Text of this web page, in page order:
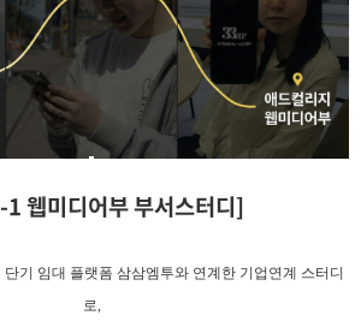
웹미디어부 부서스터디]
기 임대 플랫폼 삼삼엠투와 연계한 기업연계 스터디
로,